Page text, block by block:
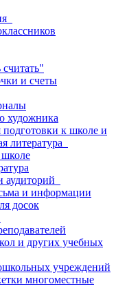
и счеты
художника
к школе и
литература
аудиторий
и информации
досок
и других учебных
учреждений
многоместные